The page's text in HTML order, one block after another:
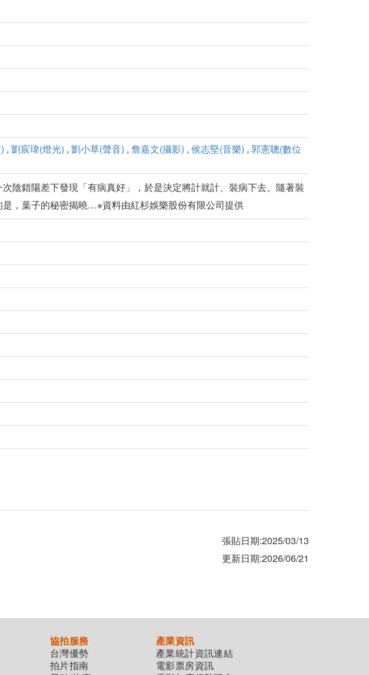
, 劉宸瑋(燈光) , 劉小草(聲音) , 詹嘉文(攝影) , 侯志堅(音樂) , 郭憲聰(數位
陰錯陽差下發現「有病真好」，於是決定將計就計、裝病下去。隨著裝
，葉子的秘密揭曉…※資料由紅杉娛樂股份有限公司提供
張貼日期:2025/03/13
更新日期:2026/06/21
協拍服務
台灣優勢
拍片指南
產業資訊
產業統計資訊連結
電影票房資訊